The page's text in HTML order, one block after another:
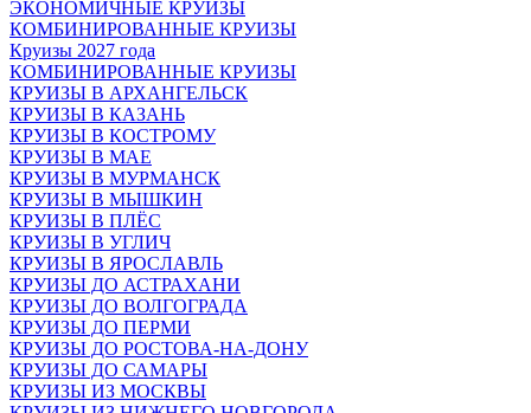
ЭКОНОМИЧНЫЕ КРУИЗЫ
КОМБИНИРОВАННЫЕ КРУИЗЫ
Круизы 2027 года
КОМБИНИРОВАННЫЕ КРУИЗЫ
КРУИЗЫ В АРХАНГЕЛЬСК
КРУИЗЫ В КАЗАНЬ
КРУИЗЫ В КОСТРОМУ
КРУИЗЫ В МАЕ
КРУИЗЫ В МУРМАНСК
КРУИЗЫ В МЫШКИН
КРУИЗЫ В ПЛЁС
КРУИЗЫ В УГЛИЧ
КРУИЗЫ В ЯРОСЛАВЛЬ
КРУИЗЫ ДО АСТРАХАНИ
КРУИЗЫ ДО ВОЛГОГРАДА
КРУИЗЫ ДО ПЕРМИ
КРУИЗЫ ДО РОСТОВА-НА-ДОНУ
КРУИЗЫ ДО САМАРЫ
КРУИЗЫ ИЗ МОСКВЫ